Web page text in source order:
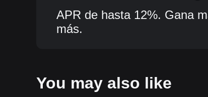
tokens.
APR de hasta 12%. Gana
más.
You may also like